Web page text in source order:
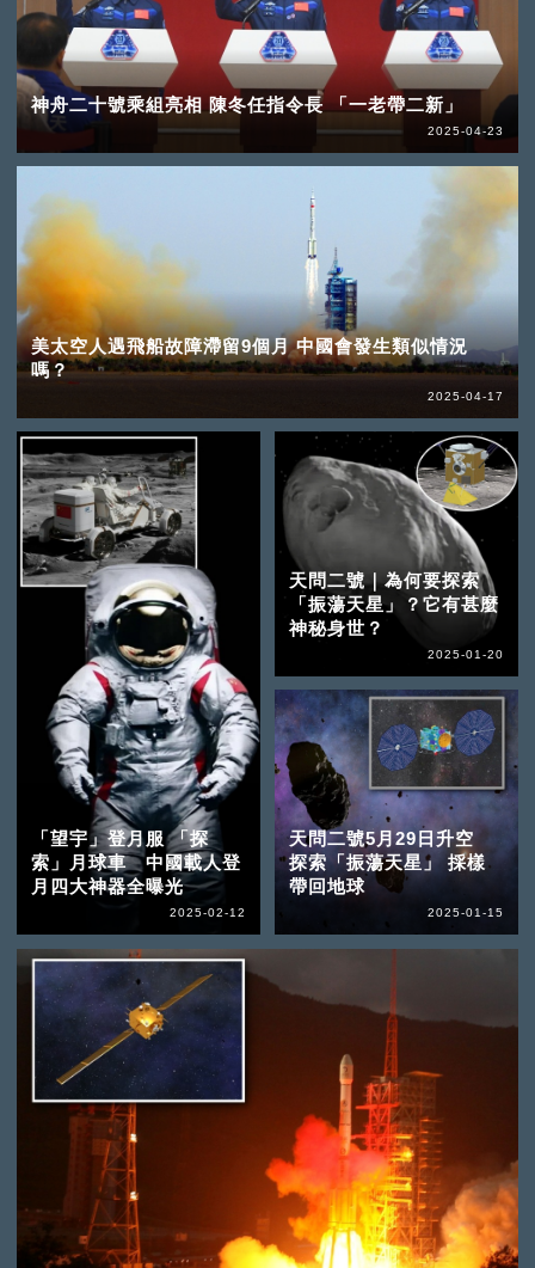
神舟二十號乘組亮相 陳冬任指令長 「一老帶二新」
2025-04-23
美太空人遇飛船故障滯留9個月 中國會發生類似情況
嗎？
2025-04-17
「望宇」登月服 「探
索」月球車 中國載人登
月四大神器全曝光
2025-02-12
天問二號｜為何要探索
「振蕩天星」？它有甚麼
神秘身世？
2025-01-20
天問二號5月29日升空
探索「振蕩天星」 採樣
帶回地球
2025-01-15